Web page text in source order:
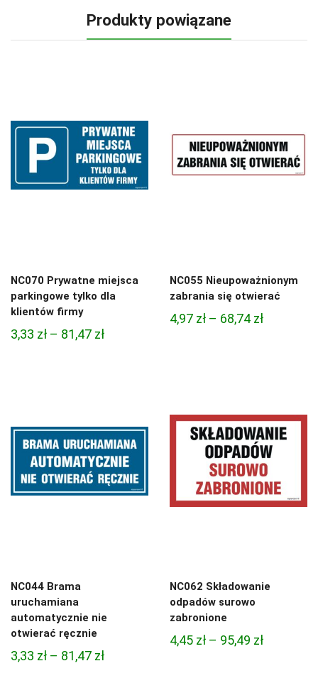
Produkty powiązane
NC070 Prywatne miejsca
parkingowe tylko dla
klientów firmy
3,33 zł – 81,47 złZakres
81,47 zł
NC055 Nieupoważnionym
zabrania się otwierać
4,97 zł – 68,74 złZakres
68,74 zł
NC044 Brama
uruchamiana
automatycznie nie
otwierać ręcznie
3,33 zł – 81,47 złZakres
NC062 Składowanie
odpadów surowo
zabronione
4,45 zł – 95,49 złZakres